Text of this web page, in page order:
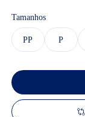
Tamanhos
PP P